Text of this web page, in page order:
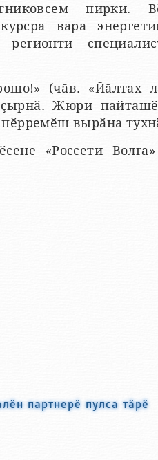
пирки.
вара
(чӑв. «Йӑлтах
Жюри
вырӑна
«Россети
партнерё пулса тӑрӗ